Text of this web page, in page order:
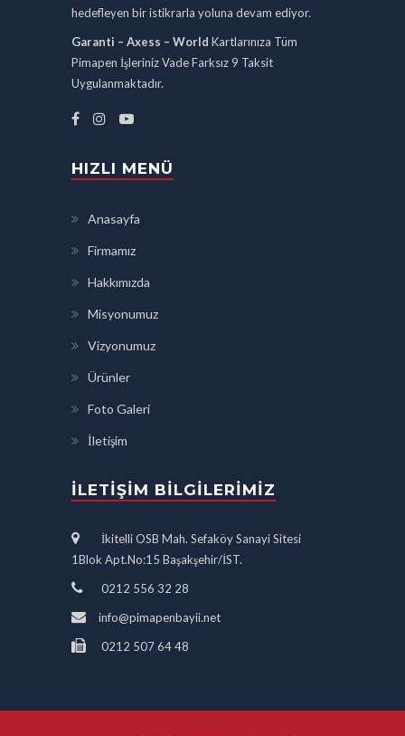
hedefleyen bir istikrarla yoluna devam ediyor.
Garanti – Axess – World Kartlarınıza Tüm
Pimapen İşleriniz Vade Farksız 9 Taksit
Uygulanmaktadır.
HIZLI MENÜ
Anasayfa
Firmamız
Hakkımızda
Misyonumuz
Vizyonumuz
Ürünler
Foto Galeri
İletişim
İLETIŞIM BILGILERIMIZ
İkitelli OSB Mah. Sefaköy Sanayi Sitesi
1Blok Apt.No:15 Başakşehir/İST.
0212 556 32 28
info@pimapenbayii.net
0212 507 64 48